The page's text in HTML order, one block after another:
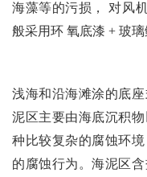
海藻等的污损， 对风
般采用环 氧底漆 + 玻璃
浅海和沿海滩涂的底
泥区主要由海底沉积
种比较复杂的腐蚀环
的腐蚀行为。海泥区